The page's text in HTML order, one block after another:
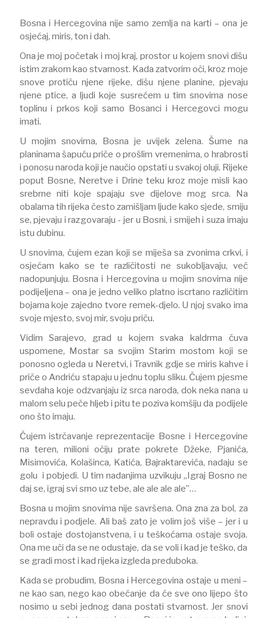
Bosna i Hercegovina nije samo zemlja na karti – ona je
osjećaj, miris, ton i dah.
Ona je moj početak i moj kraj, prostor u kojem snovi dišu
istim zrakom kao stvarnost. Kada zatvorim oči, kroz moje
snove protiču njene rijeke, dišu njene planine, pjevaju
njene ptice, a ljudi koje susrećem u tim snovima nose
toplinu i prkos koji samo Bosanci i Hercegovci mogu
imati.
U mojim snovima, Bosna je uvijek zelena. Šume na
planinama šapuću priče o prošlim vremenima, o hrabrosti
i ponosu naroda koji je naučio opstati u svakoj oluji. Rijeke
poput Bosne, Neretve i Drine teku kroz moje misli kao
srebrne niti koje spajaju sve dijelove mog srca. Na
obalama tih rijeka često zamišljam ljude kako sjede, smiju
se, pjevaju i razgovaraju - jer u Bosni, i smijeh i suza imaju
istu dubinu.
U snovima, čujem ezan koji se miješa sa zvonima crkvi, i
osjećam kako se te različitosti ne sukobljavaju, već
nadopunjuju. Bosna i Hercegovina u mojim snovima nije
podijeljena – ona je jedno veliko platno iscrtano različitim
bojama koje zajedno tvore remek-djelo. U njoj svako ima
svoje mjesto, svoj mir, svoju priču.
Vidim Sarajevo, grad u kojem svaka kaldrma čuva
uspomene, Mostar sa svojim Starim mostom koji se
ponosno ogleda u Neretvi, i Travnik gdje se miris kahve i
priče o Andriću stapaju u jednu toplu sliku. Čujem pjesme
sevdaha koje odzvanjaju iz srca naroda, dok neka nana u
malom selu peče hljeb i pitu te poziva komšiju da podijele
ono što imaju.
Čujem istrčavanje reprezentacije Bosne i Hercegovine
na teren, milioni očiju prate pokrete Džeke, Pjanića,
Misimovića, Kolašinca, Katića, Bajraktarevića, nadaju se
golu i pobjedi. U tim nadanjima uzvikuju „Igraj Bosno ne
daj se, igraj svi smo uz tebe, ale ale ale ale”…
Bosna u mojim snovima nije savršena. Ona zna za bol, za
nepravdu i podjele. Ali baš zato je volim još više – jer i u
boli ostaje dostojanstvena, i u teškoćama ostaje svoja.
Ona me uči da se ne odustaje, da se voli i kad je teško, da
se gradi most i kad rijeka izgleda preduboka.
Kada se probudim, Bosna i Hercegovina ostaje u meni –
ne kao san, nego kao obećanje da će sve ono lijepo što
nosimo u sebi jednog dana postati stvarnost. Jer snovi